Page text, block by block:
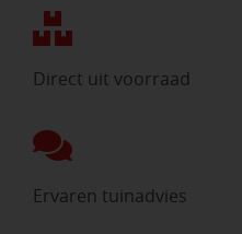
Direct uit voorraad
Ervaren tuinadvies